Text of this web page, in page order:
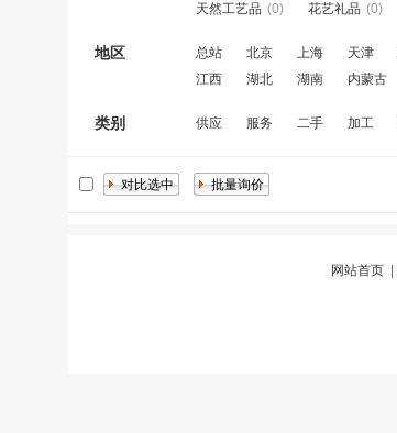
天然工艺品 (0) 花艺礼品 (0)
地区 总站 北京 上海 天津
江西
湖北 湖南 内蒙古
类别 供应 服务 二手 加工
网站首页